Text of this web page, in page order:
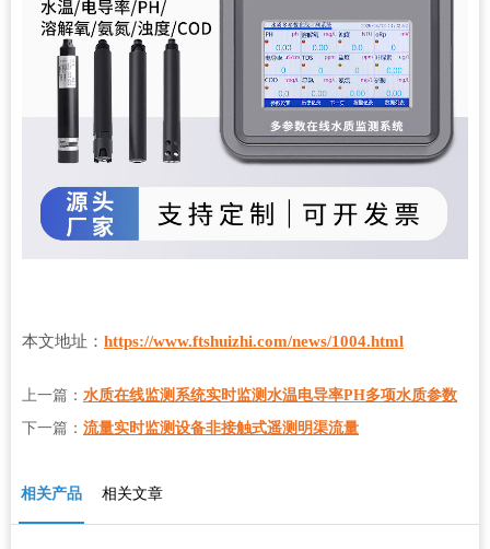
本文地址： https://www.ftshuizhi.com/news/1004.html
上一篇： 水质在线监测系统实时监测水温电导率PH多项水质参数
下一篇： 流量实时监测设备非接触式遥测明渠流量
相关产品 相关文章